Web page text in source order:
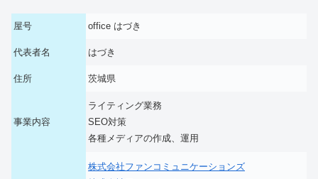
屋号 office はづき
代表者名 はづき
住所 茨城県
事業内容
ライティング業務
SEO対策
各種メディアの作成、運用
株式会社ファンコミュニケーションズ